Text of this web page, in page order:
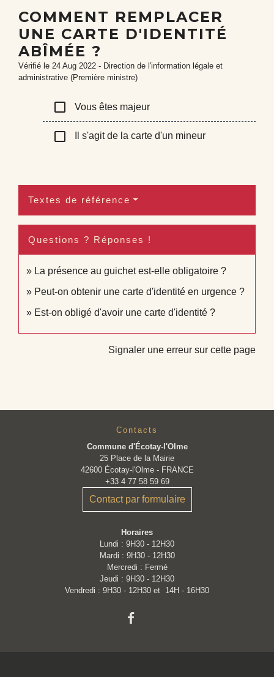
COMMENT REMPLACER
UNE CARTE D'IDENTITÉ
ABÎMÉE ?
Vérifié le 24 Aug 2022 - Direction de l'information légale et
administrative (Première ministre)
check_box_outline_blank Vous êtes majeur
check_box_outline_blank Il s'agit de la carte d'un mineur
Textes de référence
Questions ? Réponses !
La présence au guichet est-elle obligatoire ?
Peut-on obtenir une carte d'identité en urgence ?
Est-on obligé d'avoir une carte d'identité ?
Signaler une erreur sur cette page
Contacts
Commune d'Écotay-l'Olme
25 Place de la Mairie
42600 Écotay-l'Olme - FRANCE
+33 4 77 58 59 69
Contact par formulaire
Horaires
Lundi : 9H30 - 12H30
Mardi : 9H30 - 12H30
Mercredi : Fermé
Jeudi : 9H30 - 12H30
Vendredi : 9H30 - 12H30 et 14H - 16H30